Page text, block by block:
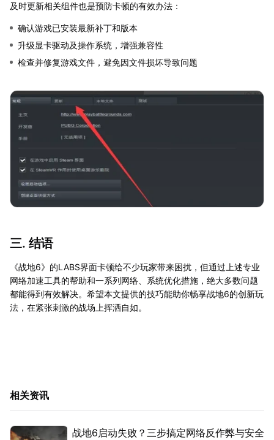
及时更新相关组件也是预防卡顿的有效办法：
确认游戏已安装最新补丁和版本
升级显卡驱动及操作系统，增强兼容性
检查并修复游戏文件，避免因文件损坏导致问题
三. 结语
《战地6》的LABS界面卡顿给不少玩家带来困扰，但通过上述专业
网络加速工具的帮助和一系列网络、系统优化措施，绝大多数问题
都能得到有效解决。希望本文提供的技巧能助你畅享战地6的创新玩
法，在紧张刺激的战场上挥洒自如。
相关资讯
战地6启动失败？三步搞定网络反作弊与安全